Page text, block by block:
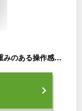
エレコム ゲーミング マウスパッド 吸いつくような重みのある操作感 細目クロス 超ワイド ゲーミングマウスパッド シンプル 900mm×297mm ワイド ブラック MP-G03BK